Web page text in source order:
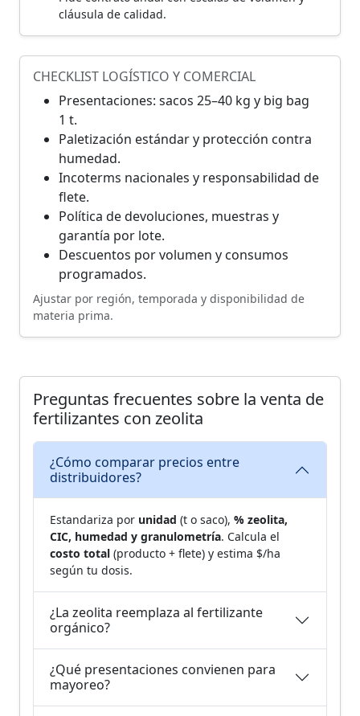
cláusula de calidad.
CHECKLIST LOGÍSTICO Y COMERCIAL
Presentaciones: sacos 25–40 kg y big bag
1 t.
Paletización estándar y protección contra
humedad.
Incoterms nacionales y responsabilidad de
flete.
Política de devoluciones, muestras y
garantía por lote.
Descuentos por volumen y consumos
programados.
Ajustar por región, temporada y disponibilidad de
materia prima.
Preguntas frecuentes sobre la venta de
fertilizantes con zeolita
¿Cómo comparar precios entre
distribuidores?
Estandariza por unidad (t o saco), % zeolita,
CIC, humedad y granulometría. Calcula el
costo total (producto + flete) y estima $/ha
según tu dosis.
¿La zeolita reemplaza al fertilizante
orgánico?
¿Qué presentaciones convienen para
mayoreo?